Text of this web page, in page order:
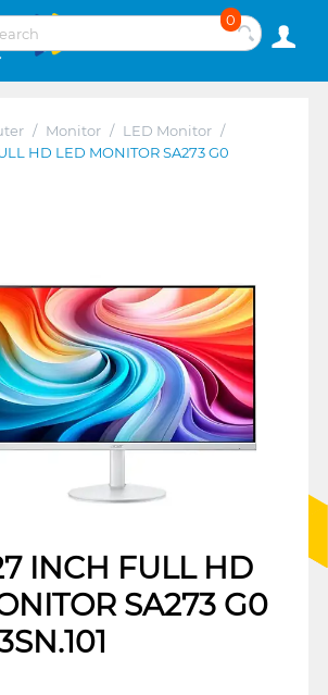
0
/ Monitor / LED Monitor /
HD LED MONITOR SA273 G0
INCH FULL HD
SA273 G0